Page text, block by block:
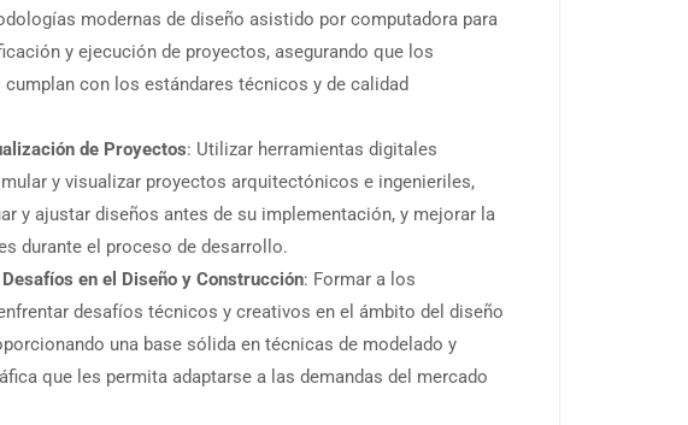
modernas de diseño asistido por computadora para
y ejecución de proyectos, asegurando que los
con los estándares técnicos y de calidad
de Proyectos: Utilizar herramientas digitales
y visualizar proyectos arquitectónicos e ingenieriles,
y ajustar diseños antes de su implementación, y mejorar la
durante el proceso de desarrollo.
en el Diseño y Construcción: Formar a los
desafíos técnicos y creativos en el ámbito del diseño
una base sólida en técnicas de modelado y
que les permita adaptarse a las demandas del mercado